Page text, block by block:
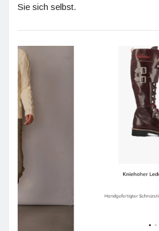
Sie sich selbst.